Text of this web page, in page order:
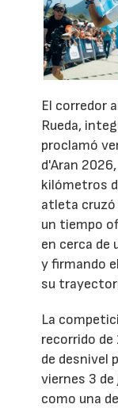
El corredor
Rueda,
proclamó
d'Aran
kilómetros
atleta cruzó
un tiempo
en cerca de
y firmando
su
La
recorrido
de desnivel
viernes 3
como una